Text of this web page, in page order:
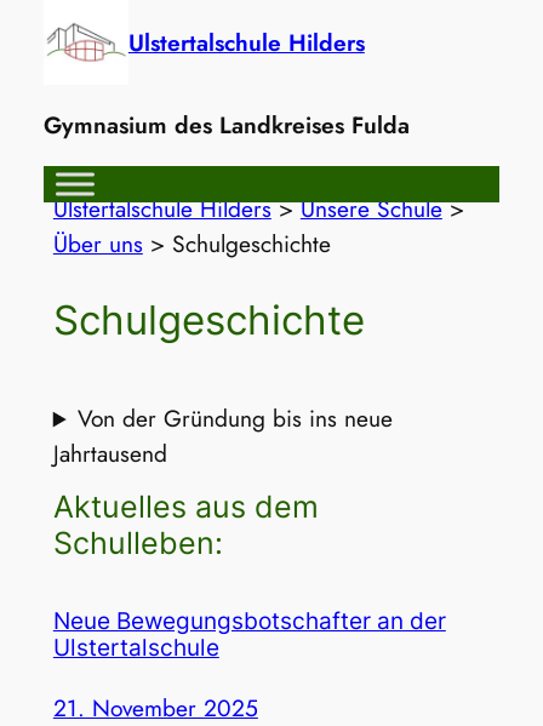
Inhalt
Ulstertalschule Hilders
Gymnasium des Landkreises Fulda
Ulstertalschule Hilders>Unsere Schule>
Über uns> Schulgeschichte
Schulgeschichte
Von der Gründung bis ins neue
Jahrtausend
Aktuelles aus dem
Schulleben:
Neue Bewegungsbotschafter an der
Ulstertalschule
21. November 2025